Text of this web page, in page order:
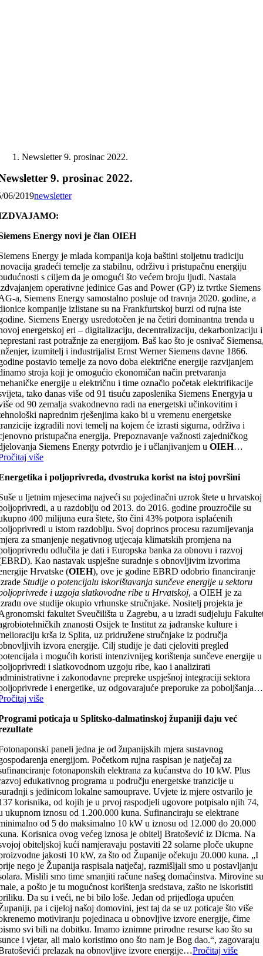
Newsletter 9. prosinac 2022.
9. prosinac 2022.
06/2019newsletter
Energy novi je član OIEH
Energy je mlada kompanija koja baštini stoljetnu tradiciju
gradeći temelje za stabilnu, održivu i pristupačnu energiju
s ciljem da je omogući što većem broju ljudi. Nastala
operativne jedinice Gas and Power (GP) iz tvrtke Siemens
a, Siemens Energy samostalno posluje od travnja 2020. godine, a
kompanije izlistane su na Frankfurtskoj burzi od rujna iste
Siemens Energy usredotočen je na četiri dominantna trenda u
energetskoj eri – digitalizaciju, decentralizaciju, dekarbonizaciju i
rast potražnje za energijom. Baš kao što je osnivač
izumitelj i industrijalist Ernst Werner Siemens davne 1866.
postavio temelje za novo doba električne energije razvijanjem
stroja koji je omogućio ekonomičan način pretvaranja
energije u električnu i time označio početak elektrifikacije
tako danas više od 91 tisuću zaposlenika Siemens Energyja u
od 90 zemalja svakodnevno radi na energetski učinkovitim i
naprednim rješenjima kako bi u vremenu energetske
izgradili novi temelj na kojem će izrasti sigurna, održiva i
pristupačna energija. Prepoznavanje važnosti zajedničkog
Siemens Energy potvrdio je i učlanjivanjem uOIEH…
više
i poljoprivreda, dvostruka korist na istoj površini
u ljetnim mjesecima najveći su pojedinačni uzrok štete u hrvatskoj
a u razdoblju od 2013. do 2016. godine prouzročile su
400 milijuna eura štete, što čini 43% potpora isplaćenih
u istom razdoblju. Svoj doprinos procesu razumijevanja
za smanjenje negativnog utjecaja klimatskih promjena na
odlučila je dati i Europska banka za obnovu i razvoj
Kao nastavak uspješne suradnje s obnovljivim izvorima
Hrvatske (OIEH), ove je godine EBRD odobrio financiranje
Studije o potencijalu iskorištavanja sunčeve energije u sektoru
i uzgoja slatkovodne ribe u Hrvatskoj, a OIEH je za
ove studije okupio vrhunske stručnjake. Nositelj projekta je
fakultet Sveučilišta u Zagrebu, a u izradi sudjeluju
znanosti Osijek te Institut za jadranske kulture i
krša iz Splita, uz pridružene stručnjake iz područja
izvora energije. Cilj studije je dati cjeloviti pregled
i mogućih koristi intenzivnijeg korištenja sunčeve energije u
i slatkovodnom uzgoju ribe, kao i analizirati
i zakonodavne prepreke uspješnoj integraciji sektora
i energetike, uz odgovarajuće preporuke za poboljšanja…
više
poticaja u Splitsko-dalmatinskoj županiji daju već
paneli jedna je od županijskih mjera sustavnog
energijom. Početkom rujna raspisan je natječaj za
fotonaponskih elektrana za kućanstva do 10 kW. Plus
edukativnog programa u području energetske tranzicije u
s jedinicom lokalne samouprave. Uvjete iz mjere ostvarilo je
korisnika, od kojih je u prvoj raspodjeli ugovore potpisalo njih 74,
ukupnom iznosu od 1.200.000 kuna. Sufinanciraju se elektrane
od 5 do maksimalno 10 kW u iznosu od 12.000 do 20.000
Korisnica ovog većeg iznosa je obitelj Bratošević iz Dicma. Na
obiteljskoj kući namjeravaju postaviti 22 solarne ploče ukupne
jakosti 10 kW, za što od Županije očekuju 20.000 kuna. „I
nego je Županija raspisala natječaj, razmišljali smo u postavljanju
Mislili smo time smanjiti račune našeg domaćinstva. Mirovine
a pošto je tu mogućnost korištenja sredstava, zašto ne iskoristiti
Da su i veći, ne bi bilo loše. Jedan od prijedloga upućen
pa i cijeloj našoj domovini, jest taj da se uz poticaje što više
motiviranju pojedinaca u obnovljive izvore energije, čime
svi bili na dobitku. Imamo iznimne prirodne resurse kao što su
i vjetar, ali malo koristimo ono što nam je Bog dao.“, zagovaraju
prelazak na obnovljive izvore energije…Pročitaj više